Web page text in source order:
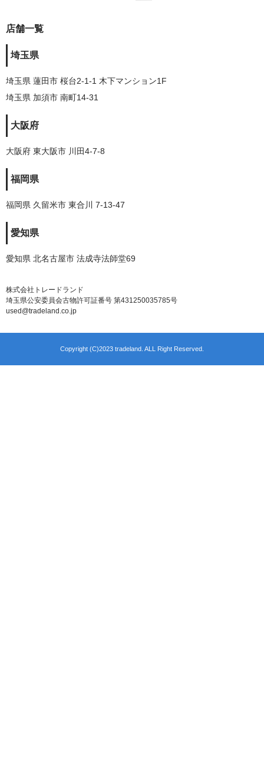
店舗一覧
埼玉県
埼玉県 蓮田市 桜台2-1-1 木下マンション1F
埼玉県 加須市 南町14-31
大阪府
大阪府 東大阪市 川田4-7-8
福岡県
福岡県 久留米市 東合川 7-13-47
愛知県
愛知県 北名古屋市 法成寺法師堂69
株式会社トレードランド
埼玉県公安委員会古物許可証番号 第431250035785号
used@tradeland.co.jp
Copyright (C)2023 tradeland. ALL Right Reserved.